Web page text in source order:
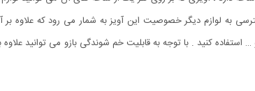
باشند . قابلیت چرخش 360 درجه برای ساده تر شدن دسترسی به لوازم دیگر خصوصیت این آویز به شمار
کنید . با توجه به قابلیت خم شوندگی بازو می توانید علاوه